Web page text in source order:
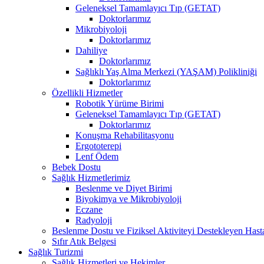
Geleneksel Tamamlayıcı Tıp (GETAT)
Doktorlarımız
Mikrobiyoloji
Doktorlarımız
Dahiliye
Doktorlarımız
Sağlıklı Yaş Alma Merkezi (YAŞAM) Polikliniği
Doktorlarımız
Özellikli Hizmetler
Robotik Yürüme Birimi
Geleneksel Tamamlayıcı Tıp (GETAT)
Doktorlarımız
Konuşma Rehabilitasyonu
Ergototerepi
Lenf Ödem
Bebek Dostu
Sağlık Hizmetlerimiz
Beslenme ve Diyet Birimi
Biyokimya ve Mikrobiyoloji
Eczane
Radyoloji
Beslenme Dostu ve Fiziksel Aktiviteyi Destekleyen
Sıfır Atık Belgesi
Sağlık Turizmi